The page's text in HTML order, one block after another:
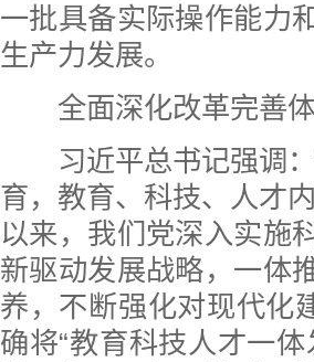
一批具备实际操作能力
生产力发展。
全面深化改革完善体
习近平总书记强调：
育，教育、科技、人才
以来，我们党深入实施
新驱动发展战略，一体
养，不断强化对现代化
确将“教育科技人才一